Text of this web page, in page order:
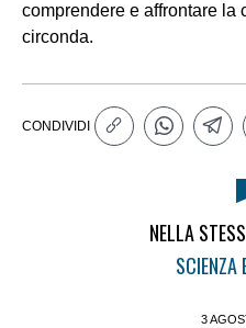
comprendere e affrontare la
circonda.
CONDIVIDI
NELLA
SCIENZA
3